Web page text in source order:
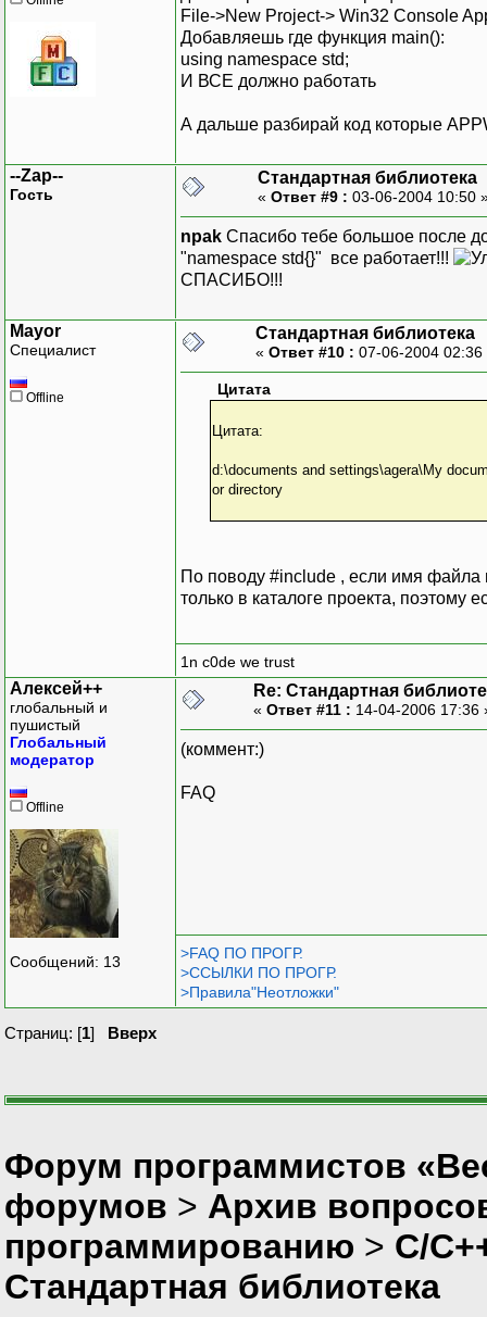
File->New Project-> Win32 Console
Добавляешь где функция main():
using namespace std;
И ВСЕ должно работать
А дальше разбирай код которые
--Zap--
Гость
Стандартная библиотека
« Ответ #9 : 03-06-2004 10:50
npak Спасибо тебе большое после
"namespace std{}" все работает!!!
СПАСИБО!!!
Mayor
Специалист
Offline
Стандартная библиотека
« Ответ #10 : 07-06-2004
Цитата
Цитата:
d:\documents and settings\agera\My
or directory
По поводу #include , если имя файла
только в каталоге проекта, поэтому
1n c0de we trust
Алексей++
глобальный и
пушистый
Глобальный
модератор
Offline
Сообщений: 13
Re: Стандартная
« Ответ #11 : 14-04-2006 17:36
(коммент:)
FAQ
>FAQ ПО ПРОГР.
>ССЫЛКИ ПО ПРОГР.
>Правила"Неотложки"
Страниц: [1] Вверх
Форум программистов
форумов > Архив
программированию > C/
Стандартная библиотека